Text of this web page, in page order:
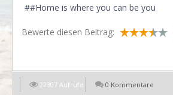
#Home is where you can be you
Bewerte diesen Beitrag:
22307 Aufrufe 0 Kommentare